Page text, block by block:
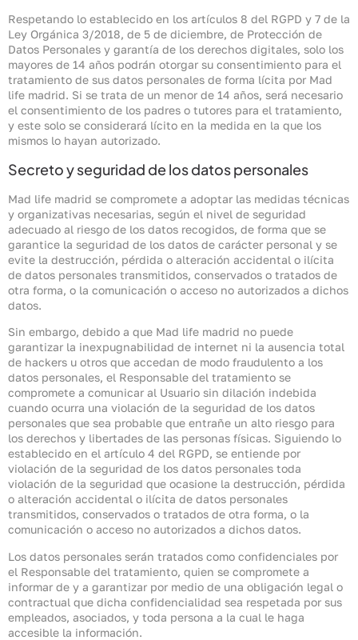
Respetando lo establecido en los artículos 8 del RGPD y 7 de la
Ley Orgánica 3/2018, de 5 de diciembre, de Protección de
Datos Personales y garantía de los derechos digitales, solo los
mayores de 14 años podrán otorgar su consentimiento para el
tratamiento de sus datos personales de forma lícita por Mad
life madrid. Si se trata de un menor de 14 años, será necesario
el consentimiento de los padres o tutores para el tratamiento,
y este solo se considerará lícito en la medida en la que los
mismos lo hayan autorizado.
Secreto y seguridad de los datos personales
Mad life madrid se compromete a adoptar las medidas técnicas
y organizativas necesarias, según el nivel de seguridad
adecuado al riesgo de los datos recogidos, de forma que se
garantice la seguridad de los datos de carácter personal y se
evite la destrucción, pérdida o alteración accidental o ilícita
de datos personales transmitidos, conservados o tratados de
otra forma, o la comunicación o acceso no autorizados a dichos
datos.
Sin embargo, debido a que Mad life madrid no puede
garantizar la inexpugnabilidad de internet ni la ausencia total
de hackers u otros que accedan de modo fraudulento a los
datos personales, el Responsable del tratamiento se
compromete a comunicar al Usuario sin dilación indebida
cuando ocurra una violación de la seguridad de los datos
personales que sea probable que entrañe un alto riesgo para
los derechos y libertades de las personas físicas. Siguiendo lo
establecido en el artículo 4 del RGPD, se entiende por
violación de la seguridad de los datos personales toda
violación de la seguridad que ocasione la destrucción, pérdida
o alteración accidental o ilícita de datos personales
transmitidos, conservados o tratados de otra forma, o la
comunicación o acceso no autorizados a dichos datos.
Los datos personales serán tratados como confidenciales por
el Responsable del tratamiento, quien se compromete a
informar de y a garantizar por medio de una obligación legal o
contractual que dicha confidencialidad sea respetada por sus
empleados, asociados, y toda persona a la cual le haga
accesible la información.